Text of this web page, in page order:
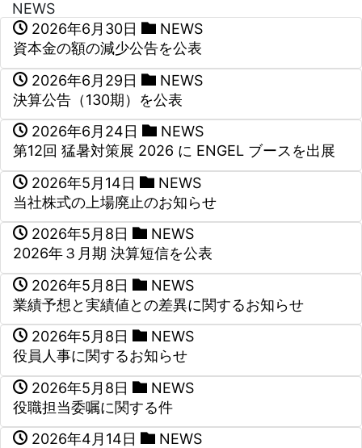
NEWS
2026年6月30日
NEWS
資本金の額の減少公告を公表
2026年6月29日
NEWS
決算公告（130期）を公表
2026年6月24日
NEWS
第12回 猛暑対策展 2026 に ENGEL ブースを出展
2026年5月14日
NEWS
当社株式の上場廃止のお知らせ
2026年5月8日
NEWS
2026年３月期 決算短信を公表
2026年5月8日
NEWS
業績予想と実績値との差異に関するお知らせ
2026年5月8日
NEWS
役員人事に関するお知らせ
2026年5月8日
NEWS
役職担当委嘱に関する件
2026年4月14日
NEWS